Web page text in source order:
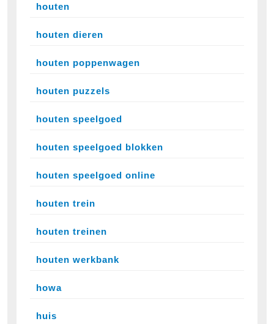
houten
houten dieren
houten poppenwagen
houten puzzels
houten speelgoed
houten speelgoed blokken
houten speelgoed online
houten trein
houten treinen
houten werkbank
howa
huis